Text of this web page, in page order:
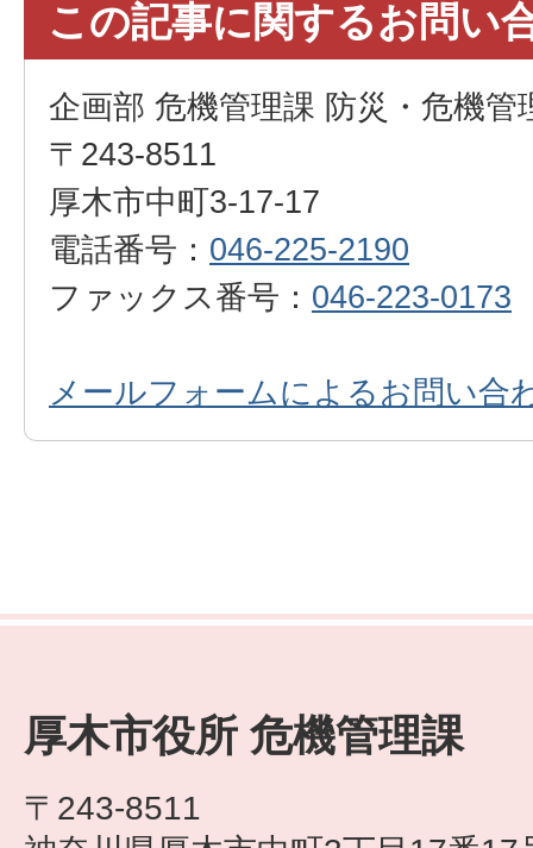
この記事に関するお問い
企画部 危機管理課 防災・危機管
〒243-8511
厚木市中町3-17-17
電話番号： 046-225-2190
ファックス番号： 046-223-0173
メールフォームによるお問い合
厚木市役所 危機管理課
〒243-8511